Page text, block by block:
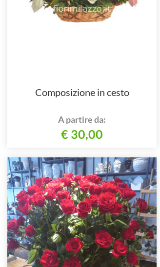
Composizione in cesto
A partire da:
€ 30,00